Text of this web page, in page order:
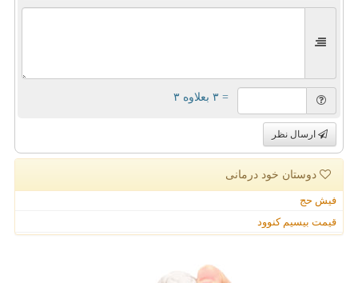
= ۳ بعلاوه ۳
ارسال نظر
دوستان خود درمانی
فیش حج
قیمت بیسیم کنوود